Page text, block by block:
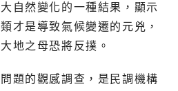
自然變化的一種結果，顯示
才是導致氣候變遷的元兇，
地之母恐將反撲。
題的觀感調查，是民調機構